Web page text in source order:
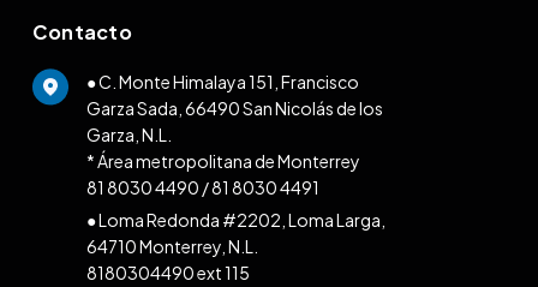
Contacto
● C. Monte Himalaya 151, Francisco
Garza Sada, 66490 San Nicolás de los
Garza, N.L.
* Área metropolitana de Monterrey
81 8030 4490 /81 8030 4491
● Loma Redonda #2202, Loma Larga,
64710 Monterrey, N.L.
8180304490 ext 115